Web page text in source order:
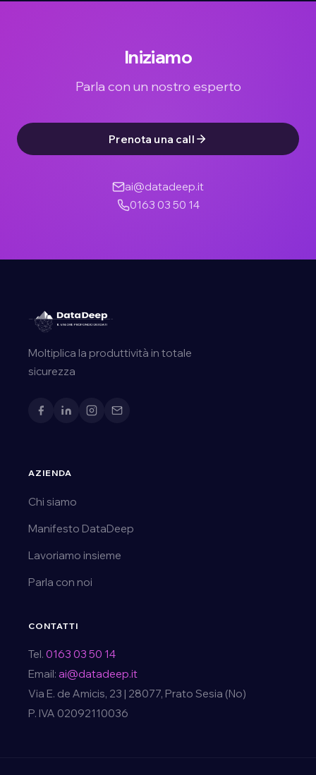
Iniziamo
Parla con un nostro esperto
Prenota una call
ai@datadeep.it
0163 03 50 14
Moltiplica la produttività in totale
sicurezza
AZIENDA
Chi siamo
Manifesto DataDeep
Lavoriamo insieme
Parla con noi
CONTATTI
Tel. 0163 03 50 14
Email: ai@datadeep.it
Via E. de Amicis, 23 | 28077, Prato Sesia (No)
P. IVA 02092110036